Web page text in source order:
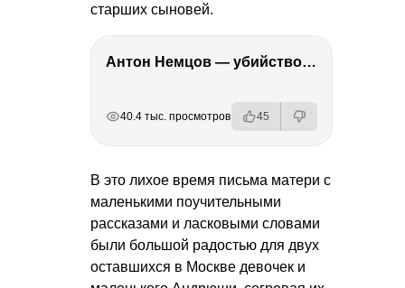
старших сыновей.
Антон Немцов — убийство Бориса Немцова, переезд в Дубай, семья и политика
40.4 тыс. просмотров 45
В это лихое время письма матери с
маленькими поучительными
рассказами и ласковыми словами
были большой радостью для двух
оставшихся в Москве девочек и